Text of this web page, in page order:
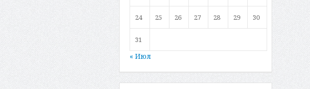
24 25 26 27 28 29 30
31
« Июл